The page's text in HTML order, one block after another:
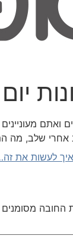
ואתם
אחרי שלב, מה
איך לעשות את
החובה מסומנים